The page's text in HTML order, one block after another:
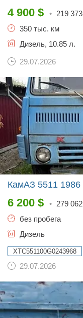
4 900 $ • 219 373
350 тыс. км
Дизель, 10.85 л.
29.07.2026
КамАЗ 5511 1986
6 200 $ • 279 062
без пробега
Дизель
XTC551100G0243968
29.07.2026